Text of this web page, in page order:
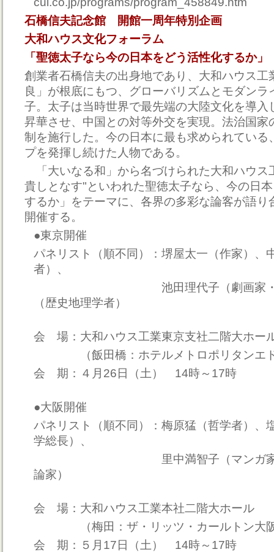
石橋信夫記念館 開館一周年特別企画
大和ハウス文化フォーラム
「聖徳太子なら今の日本をどう活性化するか」
創業者石橋信夫の出身地であり、大和ハウス工
良」が根底にもつ、グローバリズムとモダンラ
子。太子は当時世界で最先端の大陸文化を導入
昇華させ、中国との対等外交を実現。法治国家
制を施行した。今の日本に最も求められている
プを発揮し続けた人物である。
「大いなる和」から名づけられた大和ハウス
貴しとなす"といわれた聖徳太子なら、今の日
するか」をテーマに、各界の多彩な論客が語り
開催する。
●東京開催
パネリスト（順不同）：堺屋太一（作家）、
者）、
池田理代子（劇画家・声楽
（歴史地理学者）
会 場：大和ハウス工業東京支社二階大ホー
（飯田橋：ホテルメトロポリタンエド
会 期：４月26日（土） 14時～17時
●大阪開催
パネリスト（順不同）：梅原猛（哲学者）、
学総長）、
里中満智子（マンガ家）、
論家）
会 場：大和ハウス工業本社二階大ホール
（梅田：ザ・リッツ・カールトン大
会 期：５月17日（土） 14時～17時